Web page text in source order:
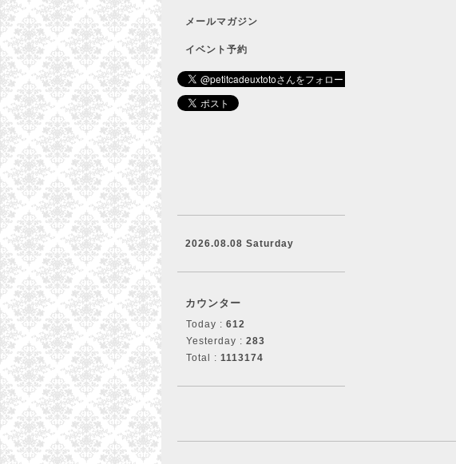
メールマガジン
イベント予約
2026.08.08 Saturday
カウンター
Today : 612
Yesterday : 283
Total : 1113174